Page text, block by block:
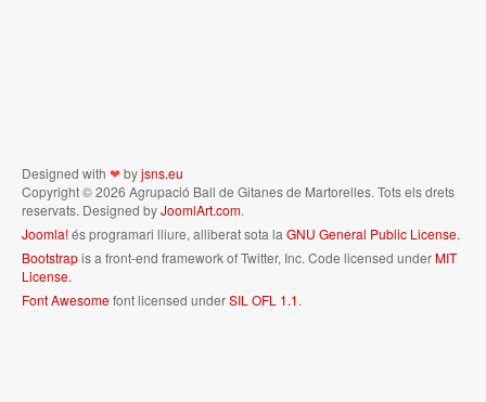
Designed with ❤byjsns.eu
Copyright © 2026 Agrupació Ball de Gitanes de Martorelles. Tots els drets
reservats. Designed byJoomlArt.com.
Joomla!és programari lliure, alliberat sota la GNU General Public License.
Bootstrapis a front-end framework of Twitter, Inc. Code licensed underMIT
License.
Font Awesomefont licensed underSIL OFL 1.1.